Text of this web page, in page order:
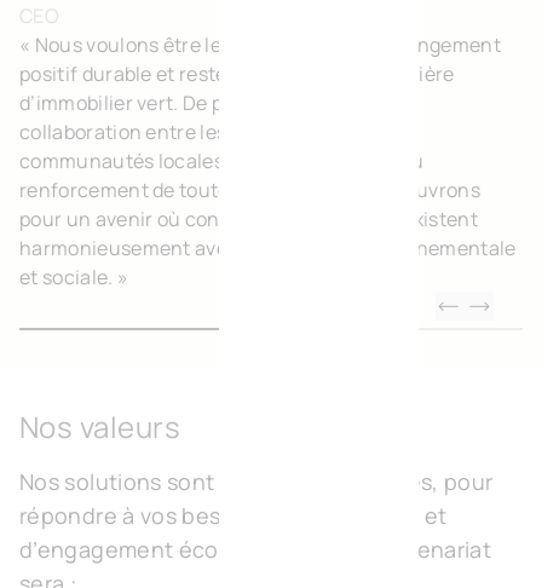
CEO
« Nous voulons être les bâtisseurs d’un changement
positif durable et rester la référence en matière
d’immobilier vert. De plus, en favorisant la
collaboration entre les entreprises et les
communautés locales, nous contribuons au
renforcement de toute une région. Nous oeuvrons
pour un avenir où confort et prospérité coexistent
harmonieusement avec durabilités environnementale
et sociale. »
Previous
Next
Nos valeurs
Nos solutions sont flexibles et durables, pour
répondre à vos besoins d’authenticité et
d’engagement écologique. Notre partenariat